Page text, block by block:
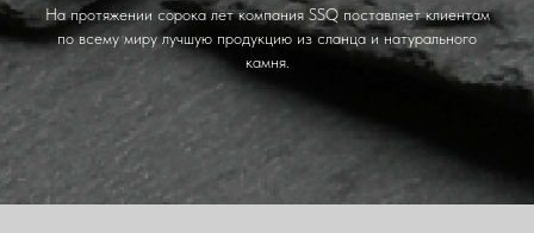
На протяжении сорока лет компания SSQ поставляет клиентам
по всему миру лучшую продукцию из сланца и натурального
камня.